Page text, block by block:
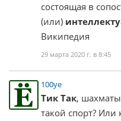
состоящая в
(или)
Википедия
29 марта 2020 г. в 8:45
100ye
Тик Так,
такой спорт?